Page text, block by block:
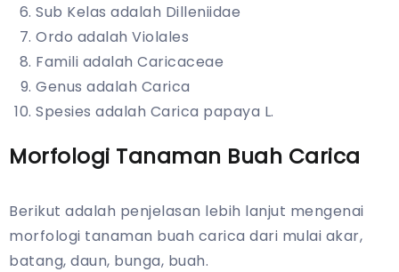
Sub Kelas adalah Dilleniidae
Ordo adalah Violales
Famili adalah Caricaceae
Genus adalah Carica
Spesies adalah Carica papaya L.
Morfologi Tanaman Buah Carica
Berikut adalah penjelasan lebih lanjut mengenai
morfologi tanaman buah carica dari mulai akar,
batang, daun, bunga, buah.